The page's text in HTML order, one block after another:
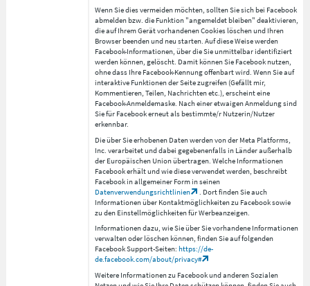
Wenn Sie dies vermeiden möchten, sollten Sie sich bei Facebook
abmelden bzw. die Funktion "angemeldet bleiben" deaktivieren,
die auf Ihrem Gerät vorhandenen Cookies löschen und Ihren
Browser beenden und neu starten. Auf diese Weise werden
Facebook-Informationen, über die Sie unmittelbar identifiziert
werden können, gelöscht. Damit können Sie Facebook nutzen,
ohne dass Ihre Facebook-Kennung offenbart wird. Wenn Sie auf
interaktive Funktionen der Seite zugreifen (Gefällt mir,
Kommentieren, Teilen, Nachrichten etc.), erscheint eine
Facebook-Anmeldemaske. Nach einer etwaigen Anmeldung sind
Sie für Facebook erneut als bestimmte/r Nutzerin/Nutzer
erkennbar.
Die über Sie erhobenen Daten werden von der Meta Platforms,
Inc. verarbeitet und dabei gegebenenfalls in Länder außerhalb
der Europäischen Union übertragen. Welche Informationen
Facebook erhält und wie diese verwendet werden, beschreibt
Facebook in allgemeiner Form in seinen
Datenverwendungsrichtlinien
. Dort finden Sie auch
Informationen über Kontaktmöglichkeiten zu Facebook sowie
zu den Einstellmöglichkeiten für Werbeanzeigen.
Informationen dazu, wie Sie über Sie vorhandene Informationen
verwalten oder löschen können, finden Sie auf folgenden
Facebook Support-Seiten: https://de-
de.facebook.com/about/privacy#
Weitere Informationen zu Facebook und anderen Sozialen